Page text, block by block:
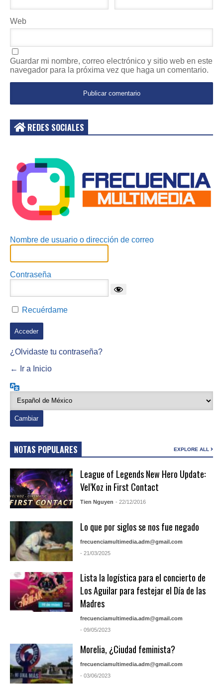
Web
Guardar mi nombre, correo electrónico y sitio web en este
navegador para la próxima vez que haga un comentario.
REDES SOCIALES
Nombre de usuario o dirección de correo
Contraseña
Recuérdame
¿Olvidaste tu contraseña?
← Ir a Inicio
NOTAS POPULARES EXPLORE ALL
League of Legends New Hero Update:
Vel’Koz in First Contact
Tien Nguyen - 22/12/2016
Lo que por siglos se nos fue negado
frecuenciamultimedia.adm@gmail.com
- 21/03/2025
Lista la logística para el concierto de
Los Aguilar para festejar el Día de las
Madres
frecuenciamultimedia.adm@gmail.com
- 09/05/2023
Morelia, ¿Ciudad feminista?
frecuenciamultimedia.adm@gmail.com
- 03/06/2023